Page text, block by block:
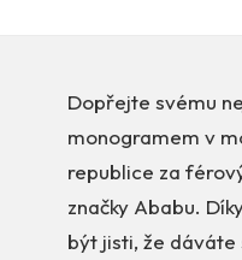
Dopřejte svému
monogramem v
republice za
značky Ababu.
být jisti, že dáváte